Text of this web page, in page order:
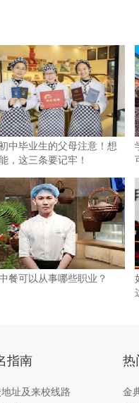
中毕业生的父母注意！想
，这三条要记牢！
餐可以从事哪些职业？
指南
址及来校线路
热
金